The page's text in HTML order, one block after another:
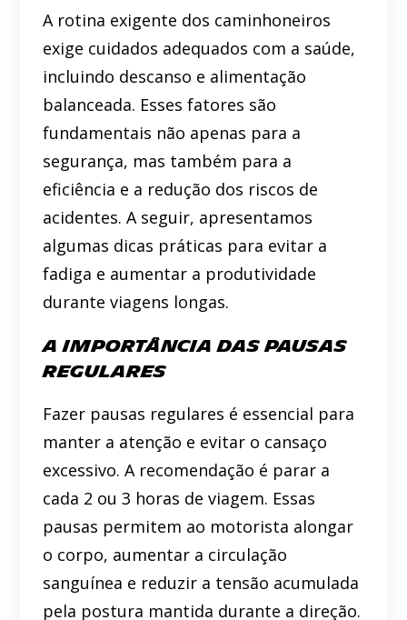
A rotina exigente dos caminhoneiros
exige cuidados adequados com a saúde,
incluindo descanso e alimentação
balanceada. Esses fatores são
fundamentais não apenas para a
segurança, mas também para a
eficiência e a redução dos riscos de
acidentes. A seguir, apresentamos
algumas dicas práticas para evitar a
fadiga e aumentar a produtividade
durante viagens longas.
A Importância das Pausas
Regulares
Fazer pausas regulares é essencial para
manter a atenção e evitar o cansaço
excessivo. A recomendação é parar a
cada 2 ou 3 horas de viagem. Essas
pausas permitem ao motorista alongar
o corpo, aumentar a circulação
sanguínea e reduzir a tensão acumulada
pela postura mantida durante a direção.